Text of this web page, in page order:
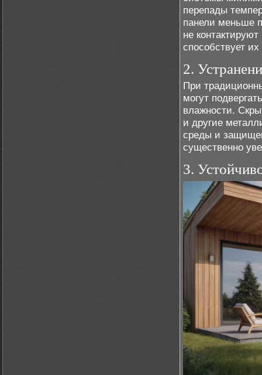
перепады
панели меньше
не
способствует
2.
При
могут
влажности.
и другие
среды и
существенно
3.